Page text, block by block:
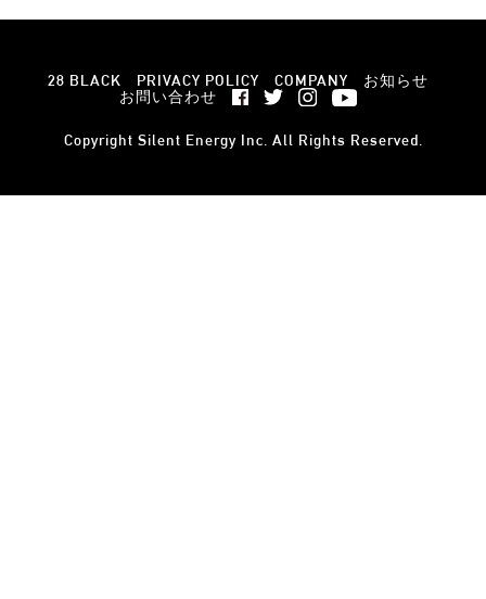
28 BLACK PRIVACY POLICY COMPANY
お知らせ
お問い合わせ
Copyright Silent Energy Inc. All Rights Reserved.